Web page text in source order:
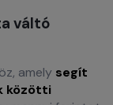
váltó
amely segít
közötti